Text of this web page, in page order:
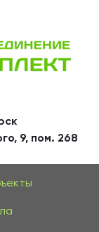
9, пом. 268